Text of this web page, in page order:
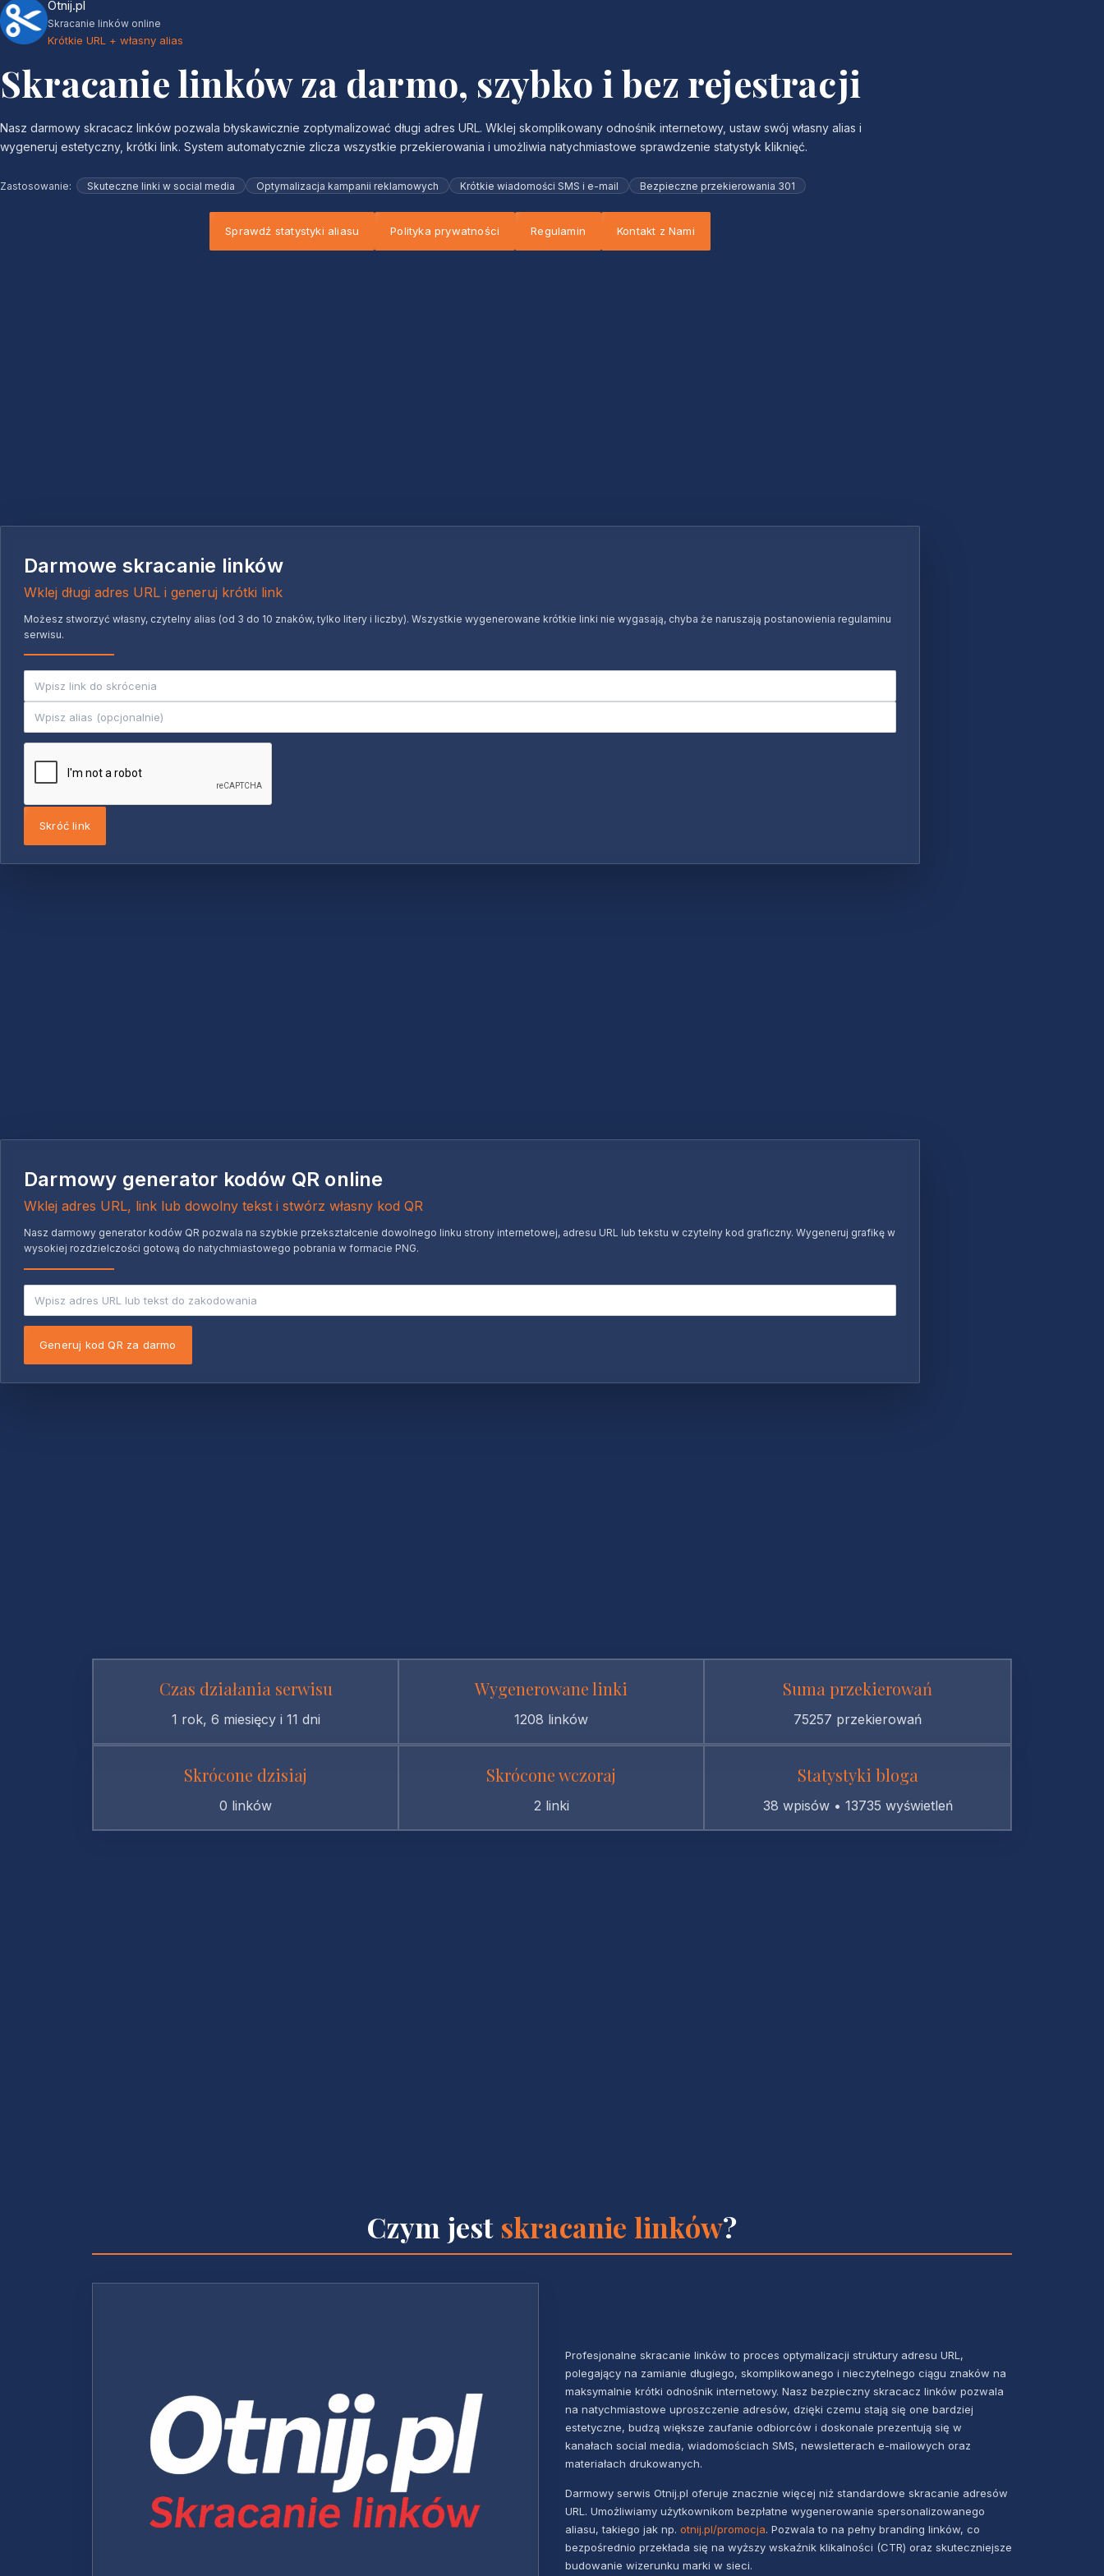
Otnij.pl
Skracanie linków online
Krótkie URL + własny alias
Skracanie linków za darmo, szybko i bez rejestracji
Nasz darmowy skracacz linków pozwala błyskawicznie zoptymalizować długi adres URL. Wklej skomplikowany odnośnik internetowy, ustaw swój własny alias i
wygeneruj estetyczny, krótki link. System automatycznie zlicza wszystkie przekierowania i umożliwia natychmiastowe sprawdzenie statystyk kliknięć.
Zastosowanie: Skuteczne linki w social media Optymalizacja kampanii reklamowych Krótkie wiadomości SMS i e-mail Bezpieczne przekierowania 301
Sprawdź statystyki aliasu Polityka prywatności Regulamin Kontakt z Nami
Darmowe skracanie linków
Wklej długi adres URL i generuj krótki link
Możesz stworzyć własny, czytelny alias (od 3 do 10 znaków, tylko litery i liczby). Wszystkie wygenerowane krótkie linki nie wygasają, chyba że naruszają postanowienia regulaminu
serwisu.
Skróć link
Darmowy generator kodów QR online
Wklej adres URL, link lub dowolny tekst i stwórz własny kod QR
Nasz darmowy generator kodów QR pozwala na szybkie przekształcenie dowolnego linku strony internetowej, adresu URL lub tekstu w czytelny kod graficzny. Wygeneruj grafikę w
wysokiej rozdzielczości gotową do natychmiastowego pobrania w formacie PNG.
Generuj kod QR za darmo
Czas działania serwisu
1 rok, 6 miesięcy i 11 dni
Wygenerowane linki
1208 linków
Suma przekierowań
75257 przekierowań
Skrócone dzisiaj
0 linków
Skrócone wczoraj
2 linki
Statystyki bloga
38 wpisów • 13735 wyświetleń
Czym jest skracanie linków?
Profesjonalne skracanie linków to proces optymalizacji struktury adresu URL,
polegający na zamianie długiego, skomplikowanego i nieczytelnego ciągu znaków na
maksymalnie krótki odnośnik internetowy. Nasz bezpieczny skracacz linków pozwala
na natychmiastowe uproszczenie adresów, dzięki czemu stają się one bardziej
estetyczne, budzą większe zaufanie odbiorców i doskonale prezentują się w
kanałach social media, wiadomościach SMS, newsletterach e-mailowych oraz
materiałach drukowanych.
Darmowy serwis Otnij.pl oferuje znacznie więcej niż standardowe skracanie adresów
URL. Umożliwiamy użytkownikom bezpłatne wygenerowanie spersonalizowanego
aliasu, takiego jak np. otnij.pl/promocja. Pozwala to na pełny branding linków, co
bezpośrednio przekłada się na wyższy wskaźnik klikalności (CTR) oraz skuteczniejsze
budowanie wizerunku marki w sieci.